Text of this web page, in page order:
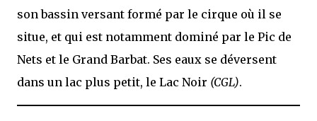
son bassin versant formé par le cirque où il se
situe, et qui est notamment dominé par le Pic de
Nets et le Grand Barbat. Ses eaux se déversent
dans un lac plus petit, le Lac Noir (CGL).